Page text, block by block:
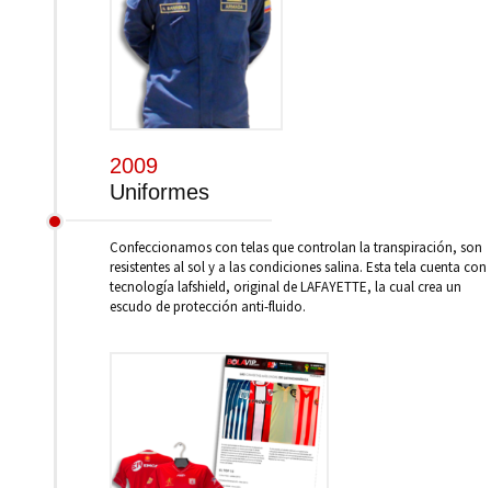
2009
Uniformes
Confeccionamos con telas que controlan la transpiración, son
resistentes al sol y a las condiciones salina. Esta tela cuenta con
tecnología lafshield, original de LAFAYETTE, la cual crea un
escudo de protección anti-fluido.